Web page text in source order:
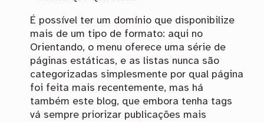
É possível ter um domínio que disponibilize
mais de um tipo de formato: aqui no
Orientando, o menu oferece uma série de
páginas estáticas, e as listas nunca são
categorizadas simplesmente por qual página
foi feita mais recentemente, mas há
também este blog, que embora tenha tags
vá sempre priorizar publicações mais